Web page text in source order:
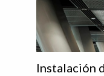
Instalación